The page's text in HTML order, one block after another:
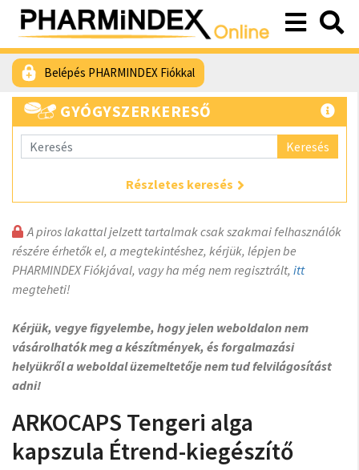
Belépés PHARMINDEX Fiókkal
GYÓGYSZERKERESŐ
Keresés
Részletes keresés
A piros lakattal jelzett tartalmak csak szakmai felhasználók
részére érhetők el, a megtekintéshez, kérjük, lépjen be
PHARMINDEX Fiókjával, vagy ha még nem regisztrált, itt
megteheti!
Kérjük, vegye figyelembe, hogy jelen weboldalon nem
vásárolhatók meg a készítmények, és forgalmazási
helyükről a weboldal üzemeltetője nem tud felvilágosítást
adni!
ARKOCAPS Tengeri alga
kapszula Étrend-kiegészítő